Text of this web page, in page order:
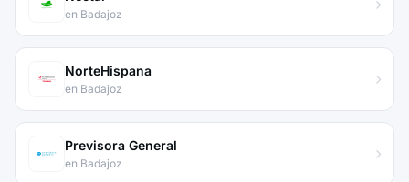
en Badajoz
NorteHispana
en Badajoz
Previsora General
en Badajoz